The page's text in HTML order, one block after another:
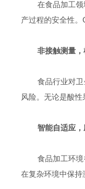
在食品加工
产过程的安全性。
非接触测量
食品行业对
风险。无论是酸
智能自适应
食品加工环
在复杂环境中保持